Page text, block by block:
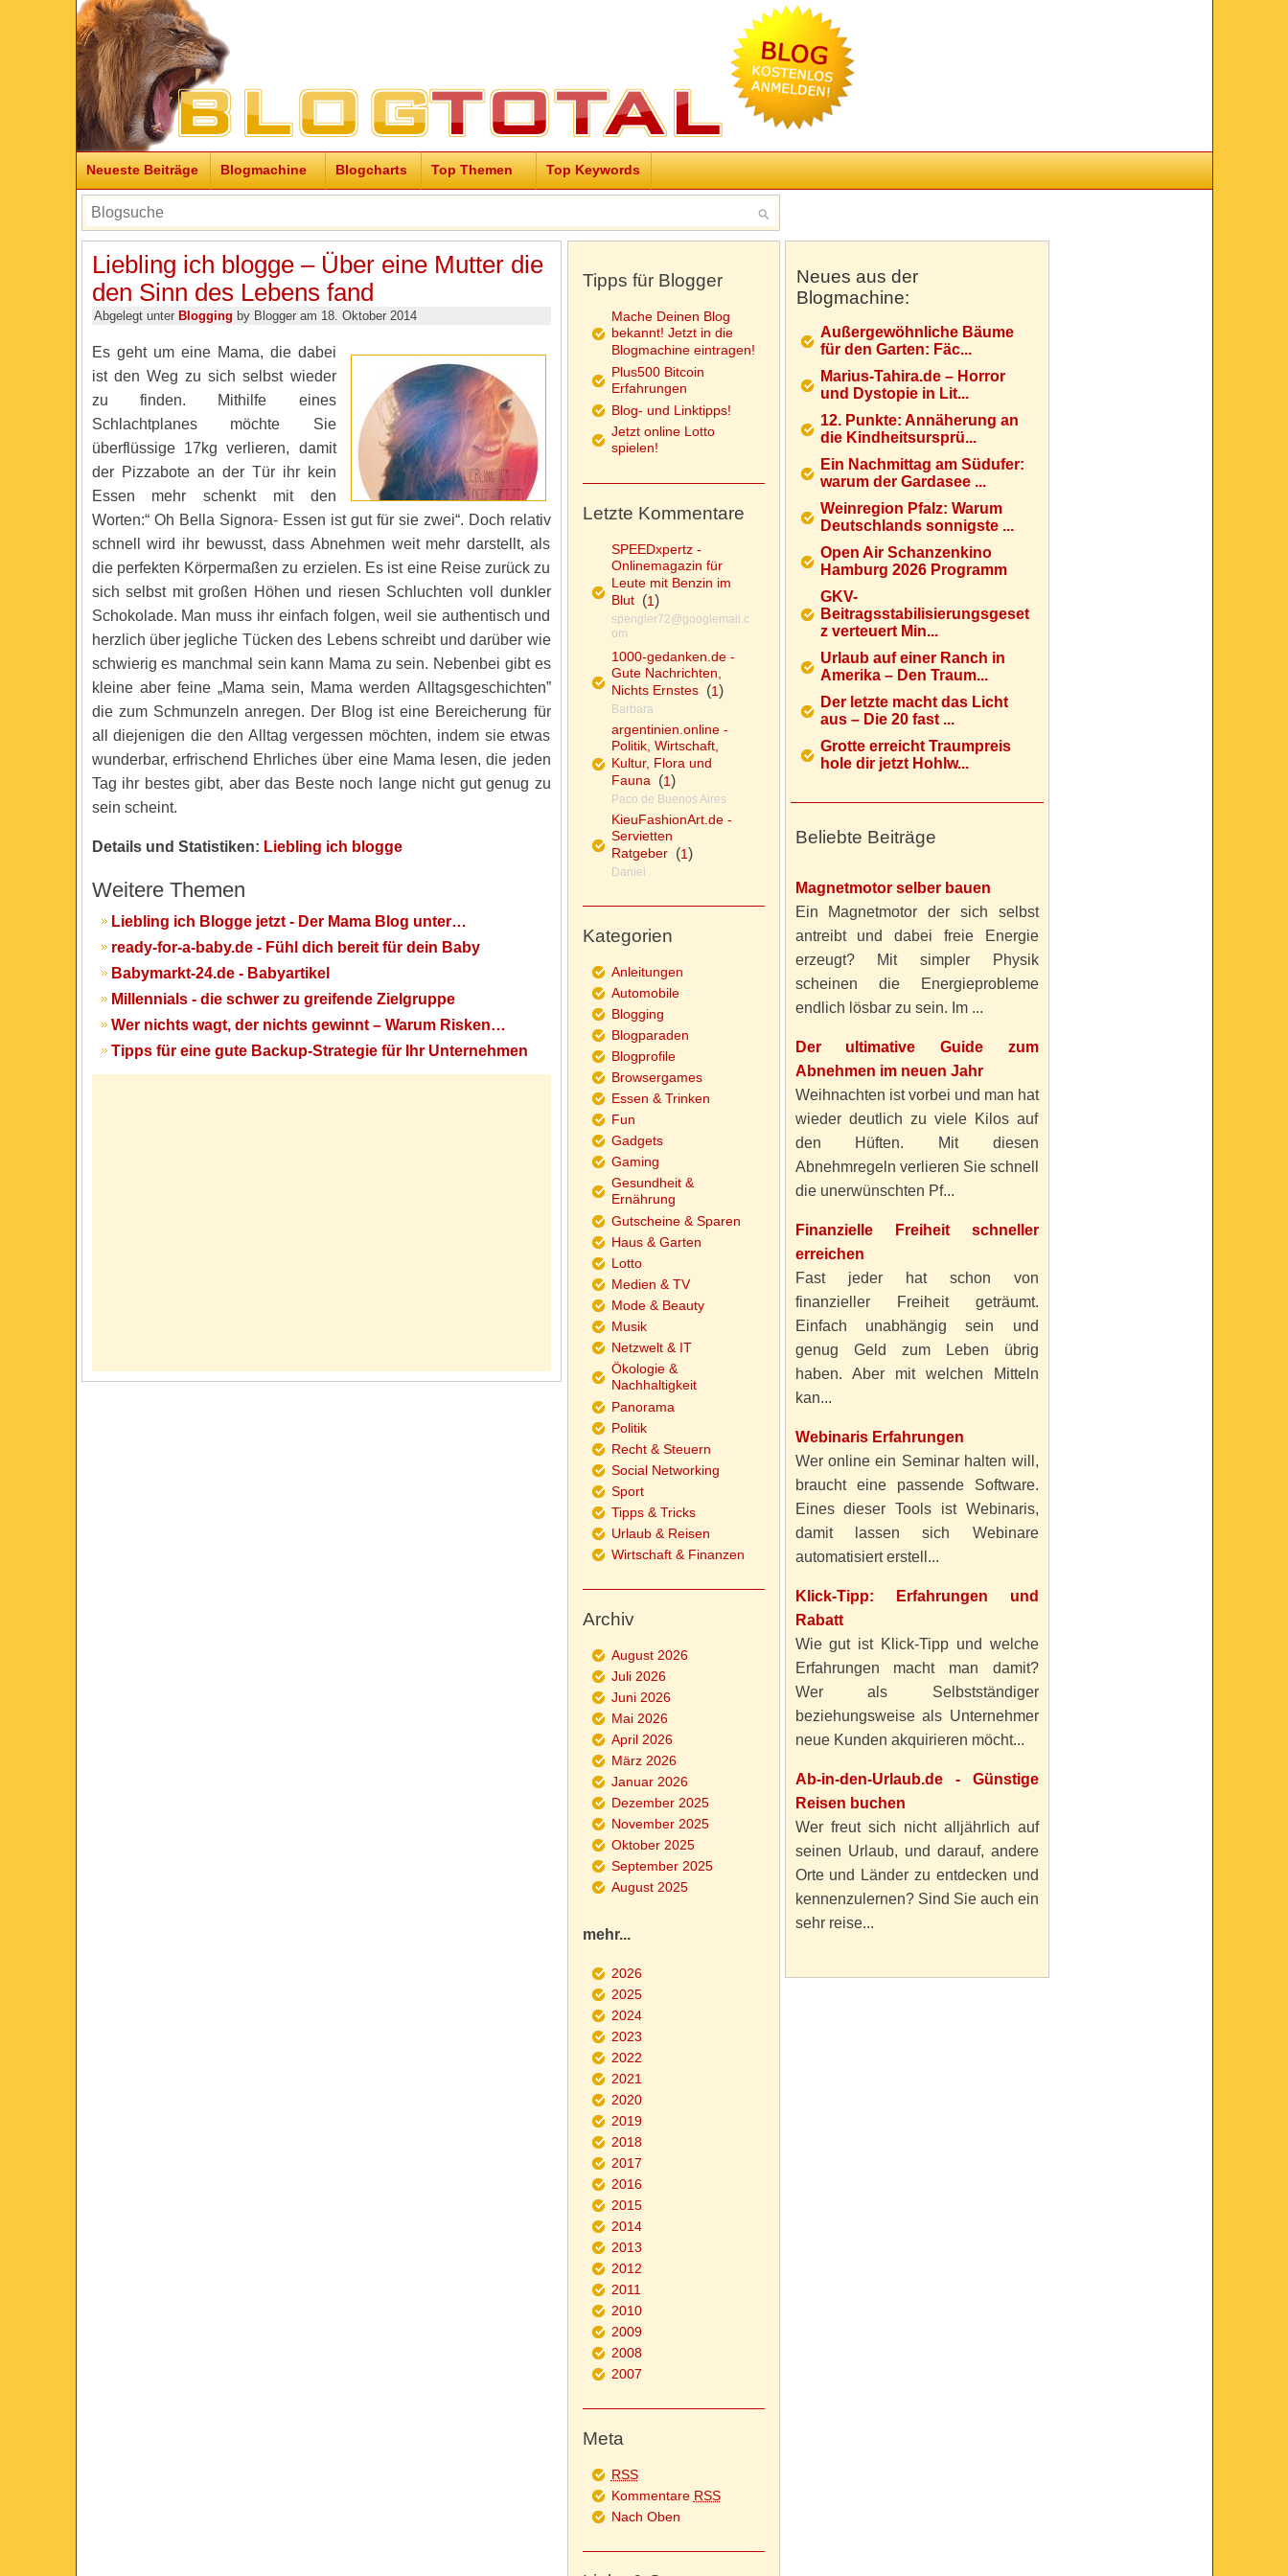
Neueste Beiträge Blogmachine Blogcharts Top Themen Top Keywords
Liebling ich blogge – Über eine Mutter die
den Sinn des Lebens fand
Abgelegt unter Blogging by Blogger am 18. Oktober 2014
Es geht um eine Mama, die dabei
ist den Weg zu sich selbst wieder
zu finden. Mithilfe eines
Schlachtplanes möchte Sie
überflüssige 17kg verlieren, damit
der Pizzabote an der Tür ihr kein
Essen mehr schenkt mit den
Worten:“ Oh Bella Signora- Essen ist gut für sie zwei“. Doch relativ
schnell wird ihr bewusst, dass Abnehmen weit mehr darstellt, als
die perfekten Körpermaßen zu erzielen. Es ist eine Reise zurück zu
sich selbst mit großen Höhen und riesen Schluchten voll dunkler
Schokolade. Man muss ihr einfach folgen, weil sie authentisch und
herzlich über jegliche Tücken des Lebens schreibt und darüber wie
schwierig es manchmal sein kann Mama zu sein. Nebenbei gibt es
kleine aber feine „Mama sein, Mama werden Alltagsgeschichten”
die zum Schmunzeln anregen. Der Blog ist eine Bereicherung für
all diejenigen die den Alltag vergessen möchten, indem sie etwas
wunderbar, erfrischend Ehrliches über eine Mama lesen, die jeden
Tag ihr bestes gibt, aber das Beste noch lange nicht gut genug zu
sein scheint.
Details und Statistiken: Liebling ich blogge
Weitere Themen
Liebling ich Blogge jetzt - Der Mama Blog unter…
ready-for-a-baby.de - Fühl dich bereit für dein Baby
Babymarkt-24.de - Babyartikel
Millennials - die schwer zu greifende Zielgruppe
Wer nichts wagt, der nichts gewinnt – Warum Risken…
Tipps für eine gute Backup-Strategie für Ihr Unternehmen
Neues aus der
Blogmachine:
Außergewöhnliche Bäume
für den Garten: Fäc...
Marius-Tahira.de – Horror
und Dystopie in Lit...
12. Punkte: Annäherung an
die Kindheitsursprü...
Ein Nachmittag am Südufer:
warum der Gardasee ...
Weinregion Pfalz: Warum
Deutschlands sonnigste ...
Open Air Schanzenkino
Hamburg 2026 Programm
GKV-
Beitragsstabilisierungsgeset
z verteuert Min...
Urlaub auf einer Ranch in
Amerika – Den Traum...
Der letzte macht das Licht
aus – Die 20 fast ...
Grotte erreicht Traumpreis
hole dir jetzt Hohlw...
Beliebte Beiträge
Magnetmotor selber bauen
Ein Magnetmotor der sich selbst
antreibt und dabei freie Energie
erzeugt? Mit simpler Physik
scheinen die Energieprobleme
endlich lösbar zu sein. Im ...
Der ultimative Guide zum
Abnehmen im neuen Jahr
Weihnachten ist vorbei und man hat
wieder deutlich zu viele Kilos auf
den Hüften. Mit diesen
Abnehmregeln verlieren Sie schnell
die unerwünschten Pf...
Finanzielle Freiheit schneller
erreichen
Fast jeder hat schon von
finanzieller Freiheit geträumt.
Einfach unabhängig sein und
genug Geld zum Leben übrig
haben. Aber mit welchen Mitteln
kan...
Webinaris Erfahrungen
Wer online ein Seminar halten will,
braucht eine passende Software.
Eines dieser Tools ist Webinaris,
damit lassen sich Webinare
automatisiert erstell...
Klick-Tipp: Erfahrungen und
Rabatt
Wie gut ist Klick-Tipp und welche
Erfahrungen macht man damit?
Wer als Selbstständiger
beziehungsweise als Unternehmer
neue Kunden akquirieren möcht...
Ab-in-den-Urlaub.de - Günstige
Reisen buchen
Wer freut sich nicht alljährlich auf
seinen Urlaub, und darauf, andere
Orte und Länder zu entdecken und
kennenzulernen? Sind Sie auch ein
sehr reise...
Tipps für Blogger
Mache Deinen Blog
bekannt! Jetzt in die
Blogmachine eintragen!
Plus500 Bitcoin
Erfahrungen
Blog- und Linktipps!
Jetzt online Lotto
spielen!
Letzte Kommentare
SPEEDxpertz -
Onlinemagazin für
Leute mit Benzin im
Blut(1)
spengler72@googlemail.c
om
1000-gedanken.de -
Gute Nachrichten,
Nichts Ernstes(1)
Barbara
argentinien.online -
Politik, Wirtschaft,
Kultur, Flora und
Fauna(1)
Paco de Buenos Aires
KieuFashionArt.de -
Servietten
Ratgeber(1)
Daniel
Kategorien
Anleitungen
Automobile
Blogging
Blogparaden
Blogprofile
Browsergames
Essen & Trinken
Fun
Gadgets
Gaming
Gesundheit &
Ernährung
Gutscheine & Sparen
Haus & Garten
Lotto
Medien & TV
Mode & Beauty
Musik
Netzwelt & IT
Ökologie &
Nachhaltigkeit
Panorama
Politik
Recht & Steuern
Social Networking
Sport
Tipps & Tricks
Urlaub & Reisen
Wirtschaft & Finanzen
Archiv
August 2026
Juli 2026
Juni 2026
Mai 2026
April 2026
März 2026
Januar 2026
Dezember 2025
November 2025
Oktober 2025
September 2025
August 2025
mehr...
2026
2025
2024
2023
2022
2021
2020
2019
2018
2017
2016
2015
2014
2013
2012
2011
2010
2009
2008
2007
Meta
RSS
Kommentare RSS
Nach Oben